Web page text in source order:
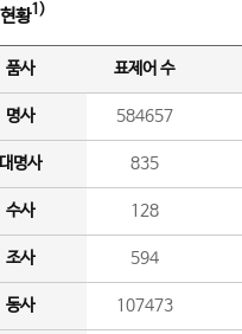
황1)
품사 표제어 수
명사 584657
명사 835
수사 128
조사 594
동사 107473